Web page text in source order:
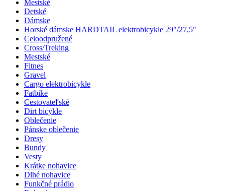
Mestské
Detské
Dámske
Horské dámske HARDTAIL elektrobicykle 29"/27,5"
Celoodpružené
Cross/Treking
Mestské
Fitnes
Gravel
Cargo elektrobicykle
Fatbike
Cestovateľské
Dirt bicykle
Oblečenie
Pánske oblečenie
Dresy
Bundy
Vesty
Krátke nohavice
Dlhé nohavice
Funkčné prádlo